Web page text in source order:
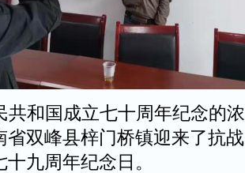
和国成立七十周年纪念的
省双峰县梓门桥镇迎来了抗
九周年纪念日。